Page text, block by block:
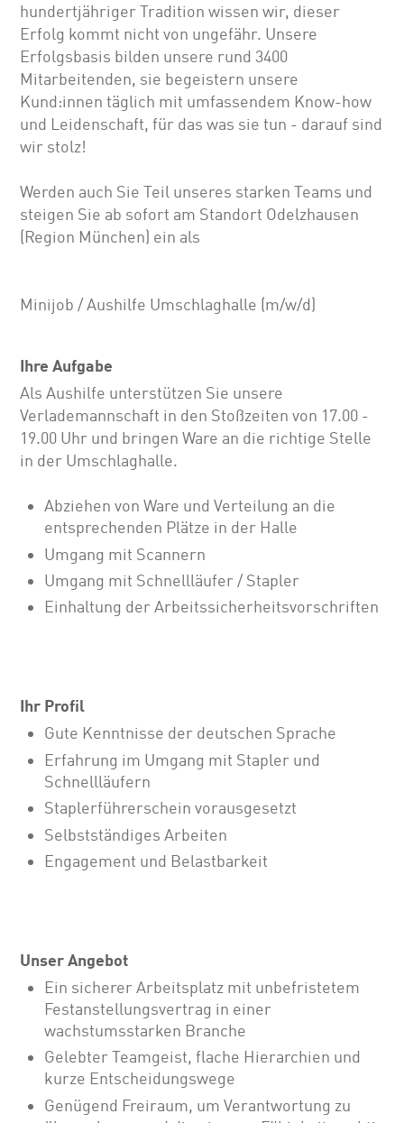
hundertjähriger Tradition wissen wir, dieser
Erfolg kommt nicht von ungefähr. Unsere
Erfolgsbasis bilden unsere rund 3400
Mitarbeitenden, sie begeistern unsere
Kund:innen täglich mit umfassendem Know-how
und Leidenschaft, für das was sie tun - darauf sind
wir stolz!
Werden auch Sie Teil unseres starken Teams und
steigen Sie ab sofort am Standort Odelzhausen
(Region München) ein als
Minijob / Aushilfe Umschlaghalle (m/w/d)
Ihre Aufgabe
Als Aushilfe unterstützen Sie unsere
Verlademannschaft in den Stoßzeiten von 17.00 -
19.00 Uhr und bringen Ware an die richtige Stelle
in der Umschlaghalle.
Abziehen von Ware und Verteilung an die
entsprechenden Plätze in der Halle
Umgang mit Scannern
Umgang mit Schnellläufer / Stapler
Einhaltung der Arbeitssicherheitsvorschriften
Ihr Profil
Gute Kenntnisse der deutschen Sprache
Erfahrung im Umgang mit Stapler und
Schnellläufern
Staplerführerschein vorausgesetzt
Selbstständiges Arbeiten
Engagement und Belastbarkeit
Unser Angebot
Ein sicherer Arbeitsplatz mit unbefristetem
Festanstellungsvertrag in einer
wachstumsstarken Branche
Gelebter Teamgeist, flache Hierarchien und
kurze Entscheidungswege
Genügend Freiraum, um Verantwortung zu